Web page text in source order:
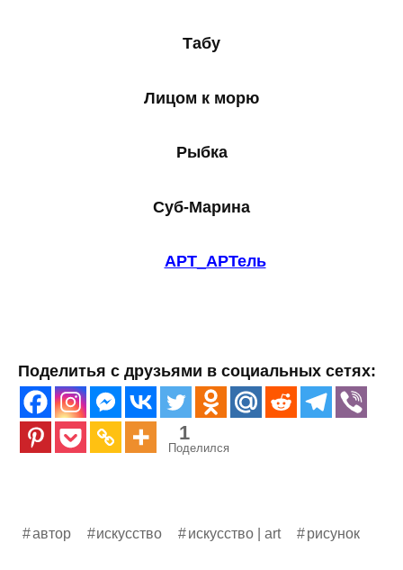
Табу
Лицом к морю
Рыбка
Суб-Марина
АРТ_АРТель
Поделитья с друзьями в социальных сетях:
1
Поделился
автор искусство искусство | art рисунок